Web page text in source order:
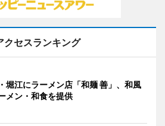
クセスランキング
堀江にラーメン店「和麺 善」、和風
メン・和食を提供